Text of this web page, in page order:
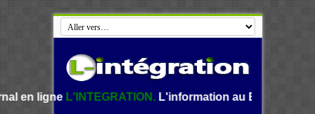
L'information au Benin, en Afrique et dans